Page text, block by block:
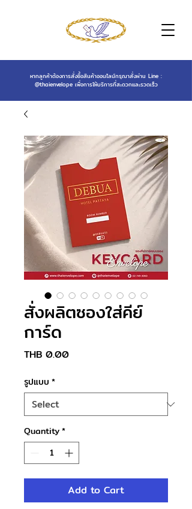
หากลูกค้าต้องการสั่งซื้อสินค้าออนไลน์กรุณาสั่งผ่าน Line :
@thaienvelopeเพื่อการให้บริการที่สะดวกและรวดเร็ว
สั่งผลิตซองใส่คีย์
การ์ด
THB 0.00Price
รูปแบบ *
Quantity*
Add to Cart